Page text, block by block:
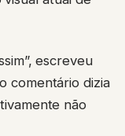
escreveu
comentário dizia
não